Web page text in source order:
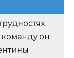
команду он